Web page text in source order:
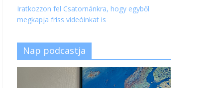
Iratkozzon fel Csatornánkra, hogy egyből
megkapja friss videóinkat is
Nap podcastja